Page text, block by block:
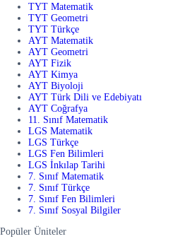
TYT Matematik
TYT Geometri
TYT Türkçe
AYT Matematik
AYT Geometri
AYT Fizik
AYT Kimya
AYT Biyoloji
AYT Türk Dili ve Edebiyatı
AYT Coğrafya
11. Sınıf Matematik
LGS Matematik
LGS Türkçe
LGS Fen Bilimleri
LGS İnkılap Tarihi
7. Sınıf Matematik
7. Sınıf Türkçe
7. Sınıf Fen Bilimleri
7. Sınıf Sosyal Bilgiler
Popüler Üniteler